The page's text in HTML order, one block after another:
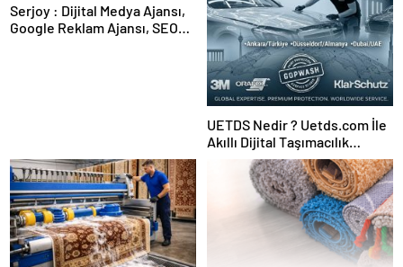
Serjoy : Dijital Medya Ajansı,
Google Reklam Ajansı, SEO
UETDS Nedir ? Uetds.com İle
Akıllı Dijital Taşımacılık
Yazılımı